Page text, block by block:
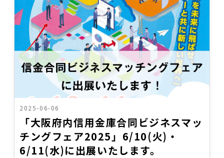
2025-06-06
「大阪府内信用金庫合同ビジネスマッ
チングフェア2025」6/10(火)・
6/11(水)に出展いたします。